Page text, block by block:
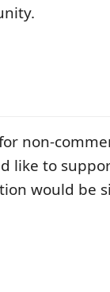
non-
like to
would be